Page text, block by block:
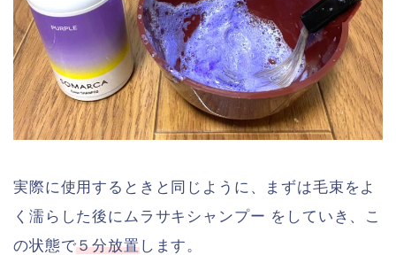
実際に使用するときと同じように、まずは毛束をよ
く濡らした後にムラサキシャンプー をしていき、こ
の状態で５分放置します。